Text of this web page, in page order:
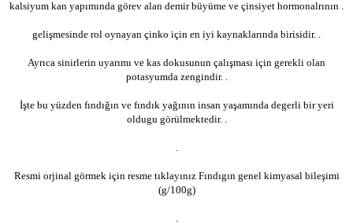
kalsiyum kan yapımında görev alan demir büyüme ve çinsiyet hormonalrının .
gelişmesinde rol oynayan çinko için en iyi kaynaklarında birisidir. .
Ayrıca sinirlerin uyarımı ve kas dokusunun çalışması için gerekli olan
potasyumda zengindir. .
İşte bu yüzden fındığın ve fındık yağının insan yaşamında degerli bir yeri
oldugu görülmektedir. .
Resmi orjinal görmek için resme tıklayınız Fındıgın genel kimyasal bileşimi
(g/100g)